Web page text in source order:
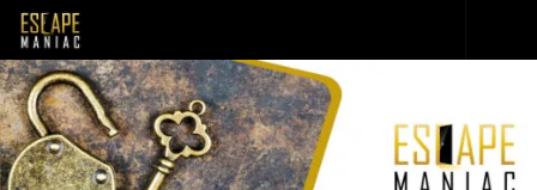
Unter dem Inhalt